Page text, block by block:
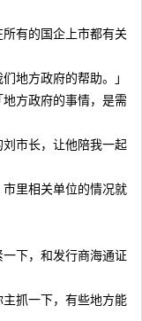
有的国企上市都有关
地方政府的帮助。」
方政府的事情，是需
市长，让他陪我一起
里相关单位的情况就
下，和发行商海通证
抓一下，有些地方能